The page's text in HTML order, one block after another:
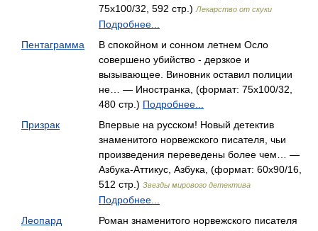
75x100/32, 592 стр.) Лекарство от скуки
Подробнее...
Пентаграмма
В спокойном и сонном летнем Осло
совершено убийство - дерзкое и
вызывающее. Виновник оставил полиции
не… — Иностранка, (формат: 75x100/32,
480 стр.) Подробнее...
Призрак
Впервые на русском! Новый детектив
знаменитого норвежского писателя, чьи
произведения переведены более чем… —
Азбука-Аттикус, Азбука, (формат: 60x90/16,
512 стр.) Звезды мирового детектива
Подробнее...
Леопард
Роман знаменитого норвежского писателя